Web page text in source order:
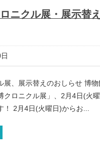
ニクル展・展示替
日
展、展示替えのおしらせ 博
クロニクル展」、2月4日(火
！ 2月4日(火曜日)からお...